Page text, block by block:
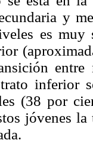
y
es
entre
inferior
(38 por
jóvenes